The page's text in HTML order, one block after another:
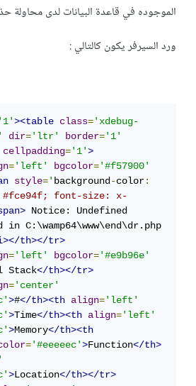
الموجوده في قاعدة البيانات لدى
ورد السيرفر يكون كالتالي :
'1'><table class='xdebug-
dir='ltr' border='1'
cellpadding='1'>
='left' bgcolor='#f57900'
style='background-color:
#fce94f; font-size: x-
Notice: Undefined
C:\wamp64\www\end\dr.php
th></tr>
='left' bgcolor='#e9b96e'
Stack</th></tr>
='center'
>#</th><th align='left'
>Time</th><th align='left'
>Memory</th><th
='#eeeeec'>Function</th>
>Location</th></tr>